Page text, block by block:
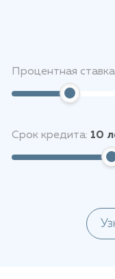
Процентная
Срок кредита: 10